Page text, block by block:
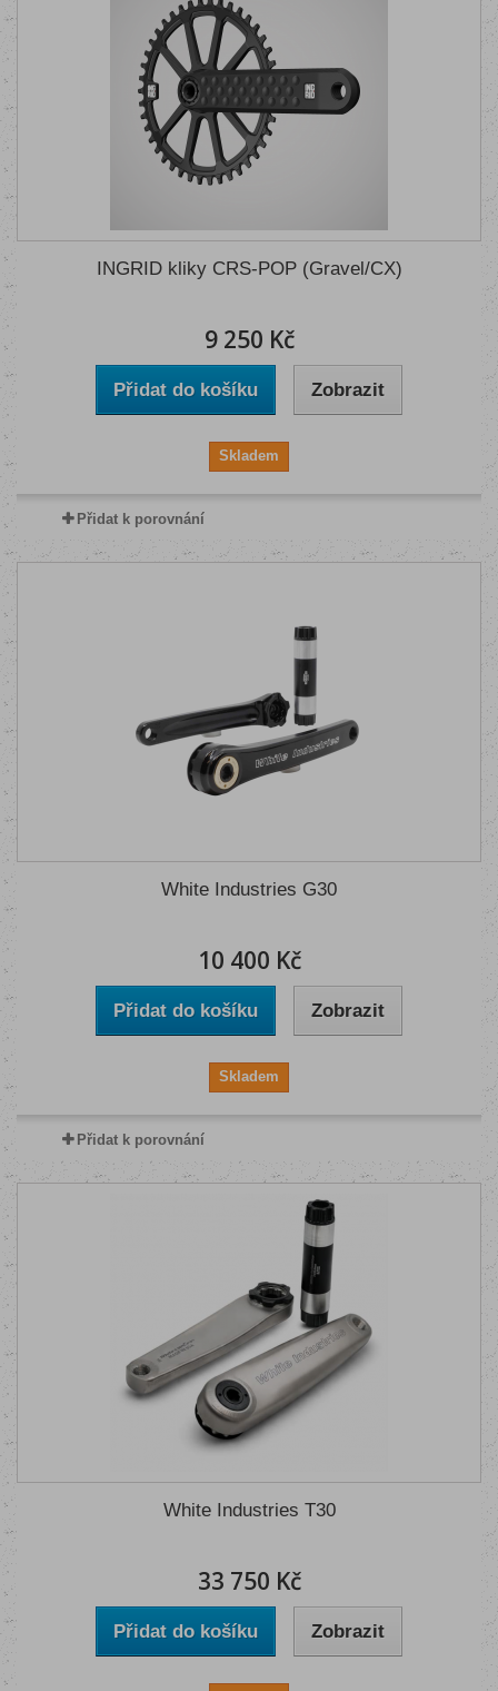
INGRID kliky CRS-POP (Gravel/CX)
9 250 Kč
Přidat do košíku Zobrazit
Skladem
Přidat k porovnání
White Industries G30
10 400 Kč
Přidat do košíku Zobrazit
Skladem
Přidat k porovnání
White Industries T30
33 750 Kč
Přidat do košíku Zobrazit